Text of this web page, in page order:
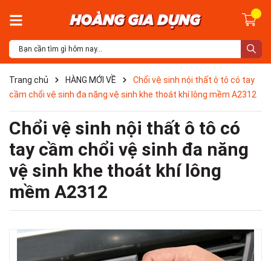
Trang chủ HÀNG MỚI VỀ
Chổi vệ sinh nội thất ô tô có tay
cầm chổi vệ sinh đa năng vệ sinh khe thoát khí lông mềm A2312
Chổi vệ sinh nội thất ô tô có
tay cầm chổi vệ sinh đa năng
vệ sinh khe thoát khí lông
mềm A2312